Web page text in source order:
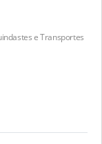
e Transportes